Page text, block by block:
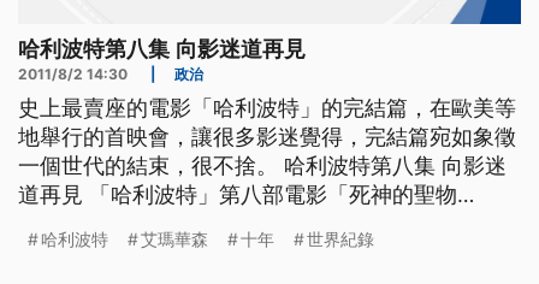
哈利波特第八集 向影迷道再見
2011/8/2 14:30 政治
史上最賣座的電影「哈利波特」的完結篇，在歐美等
地舉行的首映會，讓很多影迷覺得，完結篇宛如象徵
一個世代的結束，很不捨。 哈利波特第八集 向影迷
道再見 「哈利波特」第八部電影「死神的聖物
吸引了來自世界各地的麻瓜們趕來參加，這一天的紅
哈利波特 艾瑪華森 十年 世界紀錄